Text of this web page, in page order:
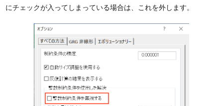
にチェックが入ってしまっている場合は、これを外します。